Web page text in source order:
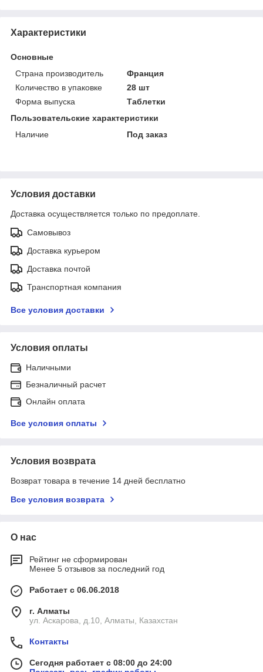
Характеристики
Основные
Страна производитель
Франция
Количество в упаковке
28 шт
Форма выпуска
Таблетки
Пользовательские характеристики
Наличие
Под заказ
Условия доставки
Доставка осуществляется только по предоплате.
Самовывоз
Доставка курьером
Доставка почтой
Транспортная компания
Все условия доставки
Условия оплаты
Наличными
Безналичный расчет
Онлайн оплата
Все условия оплаты
Условия возврата
Возврат товара в течение 14 дней бесплатно
Все условия возврата
О нас
Рейтинг не сформирован
Менее 5 отзывов за последний год
Работает с 06.06.2018
г. Алматы
ул. Аскарова, д.10, Алматы, Казахстан
Контакты
Сегодня работает с 08:00 до 24:00